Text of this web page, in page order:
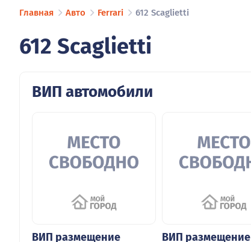
Главная Авто Ferrari 612 Scaglietti
612 Scaglietti
ВИП автомобили
ВИП размещение ВИП размещение